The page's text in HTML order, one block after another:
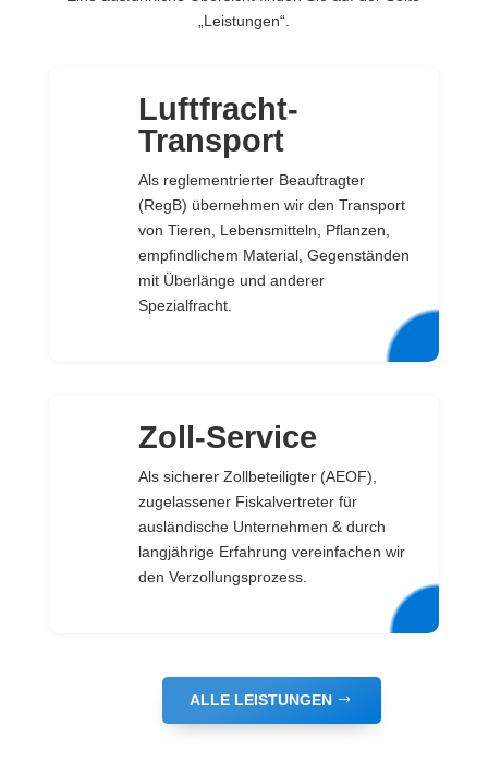
„Leistungen“.
Luftfracht-
Transport
Als reglementrierter Beauftragter
(RegB) übernehmen wir den Transport
von Tieren, Lebensmitteln, Pflanzen,
empfindlichem Material, Gegenständen
mit Überlänge und anderer
Spezialfracht.
Zoll-Service
Als sicherer Zollbeteiligter (AEOF),
zugelassener Fiskalvertreter für
ausländische Unternehmen & durch
langjährige Erfahrung vereinfachen wir
den Verzollungsprozess.
ALLE LEISTUNGEN